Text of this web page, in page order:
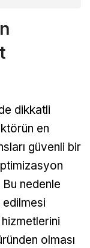
dikkatli
en
güvenli bir
nedenle
olması